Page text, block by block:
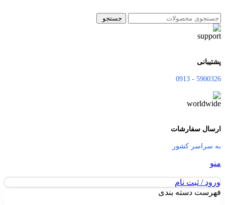
جستجو
پشتیبانی
5900326 - 0913
ارسال سفارشات
به سراسر کشور
منو
ورود / ثبت نام
فهرست دسته بندی